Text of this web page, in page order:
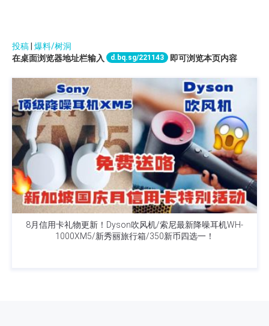
投稿 爆料/树洞
在桌面浏览器地址栏输入
d.bq.sg/221143 即可浏览本页内容
8月信用卡礼物更新！Dyson吹风机/索尼最新降噪耳机WH-
1000XM5/新秀丽旅行箱/350新币四选一！